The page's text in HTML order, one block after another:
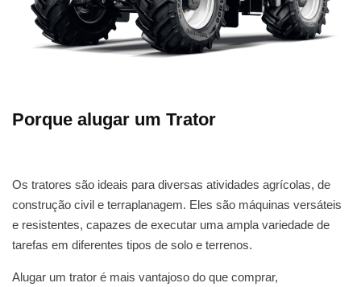
Porque alugar um Trator
Os tratores são ideais para diversas atividades agrícolas, de
construção civil e terraplanagem. Eles são máquinas versáteis
e resistentes, capazes de executar uma ampla variedade de
tarefas em diferentes tipos de solo e terrenos.
Alugar um trator é mais vantajoso do que comprar,